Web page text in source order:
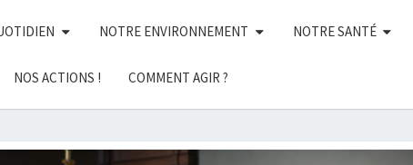
NOTRE ENVIRONNEMENT NOTRE SANTÉ
NOS ACTIONS ! COMMENT AGIR ?